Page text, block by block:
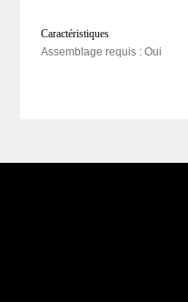
Caractéristiques
Assemblage requis : Oui